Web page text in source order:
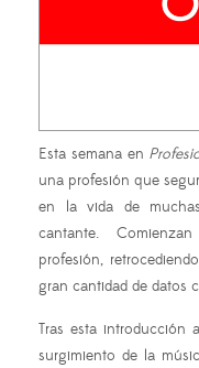
Esta semana en
una profesión que
en la vida de
cantante.
profesión,
gran cantidad de datos
Tras esta introducción
surgimiento de la